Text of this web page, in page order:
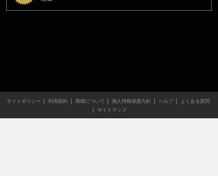
サイトポリシー 利用規約 商標について 個人情報保護方針 ヘルプ
よくある質問
サイトマップ